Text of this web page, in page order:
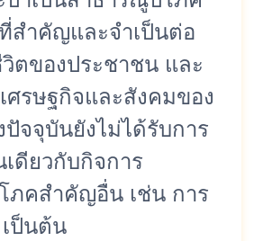
สำคัญและจำเป็นต่อ
ตของประชาชน และ
ศรษฐกิจและสังคมของ
ปัจจุบันยังไม่ได้รับการ
ดียวกับกิจการ
ภคสำคัญอื่น เช่น การ
ป็นต้น